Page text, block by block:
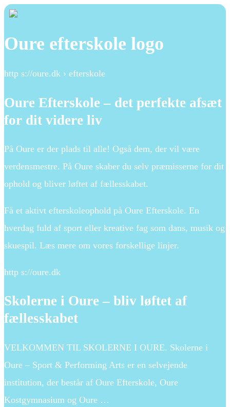
Oure efterskole logo
http s://oure.dk › efterskole
Oure Efterskole – det perfekte afsæt
for dit videre liv
På Oure er der plads til alle! Også dem, der vil være
verdensmestre. På Oure skaber du selv præmisserne for dit
ophold og bliver løftet af fællesskabet.
Få et aktivt efterskoleophold på Oure Efterskole. En
hverdag fuld af sport eller kreative fag som dans, musik og
skuespil. Læs mere om vores forskellige linjer.
http s://oure.dk
Skolerne i Oure – bliv løftet af
fællesskabet
VELKOMMEN TIL SKOLERNE I OURE. Skolerne i
Oure – Sport & Performing Arts er en selvejende
institution, der består af Oure Efterskole, Oure
Kostgymnasium og Oure …